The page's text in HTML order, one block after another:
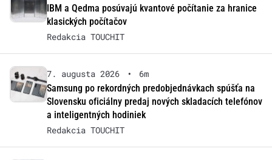
IBM a Qedma posúvajú kvantové počítanie za hranice
klasických počítačov
Redakcia TOUCHIT
7. augusta 2026 •
6m
Samsung po rekordných predobjednávkach spúšťa na
Slovensku oficiálny predaj nových skladacích telefónov
a inteligentných hodiniek
Redakcia TOUCHIT